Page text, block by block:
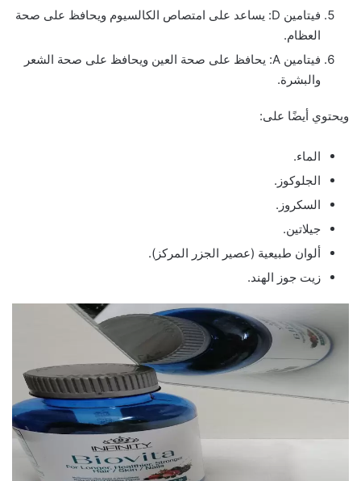
فيتامين D: يساعد على امتصاص الكالسيوم ويحافظ على صحة
العظام.
فيتامين A: يحافظ على صحة العين ويحافظ على صحة الشعر
والبشرة.
ويحتوي أيضًا على:
الماء.
الجلوكوز.
السكروز.
جيلاتين.
ألوان طبيعية (عصير الجزر المركز).
زيت جوز الهند.